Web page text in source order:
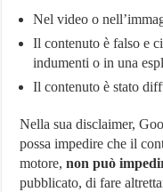
Nel video o
Il contenuto è falso e
indumenti o in una
Il contenuto è stato
Nella sua disclaimer,
possa impedire che il
motore,non può
pubblicato, di fare